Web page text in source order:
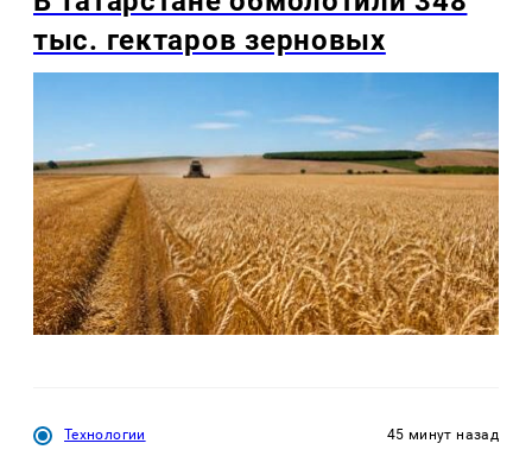
тыс. гектаров зерновых
Технологии 45 минут назад